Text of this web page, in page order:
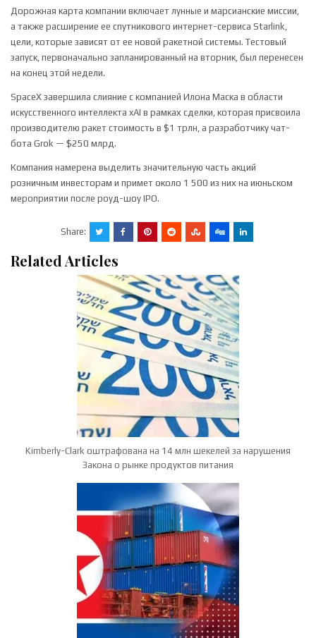
Дорожная карта компании включает лунные и марсианские миссии,
а также расширение ее спутникового интернет-сервиса Starlink,
цели, которые зависят от ее новой ракетной системы. Тестовый
запуск, первоначально запланированный на вторник, был перенесен
на конец этой недели.
SpaceX завершила слияние с компанией Илона Маска в области
искусственного интеллекта xAI в рамках сделки, которая присвоила
производителю ракет стоимость в $1 трлн, а разработчику чат-
бота Grok — $250 млрд.
Компания намерена выделить значительную часть акций
розничным инвесторам и примет около 1 500 из них на июньском
мероприятии после роуд-шоу IPO.
Share:
Related Articles
Kimberly-Clark оштрафована на 14 млн шекелей за нарушения
Закона о рынке продуктов питания